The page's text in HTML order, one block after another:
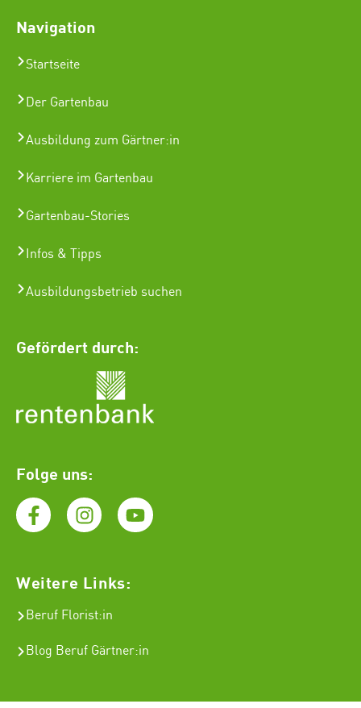
Navigation
Startseite
Der Gartenbau
Ausbildung zum Gärtner:in
Karriere im Gartenbau
Gartenbau-Stories
Infos & Tipps
Ausbildungsbetrieb suchen
Gefördert durch:
Folge uns:
Weitere Links:
Beruf Florist:in
Blog Beruf Gärtner:in